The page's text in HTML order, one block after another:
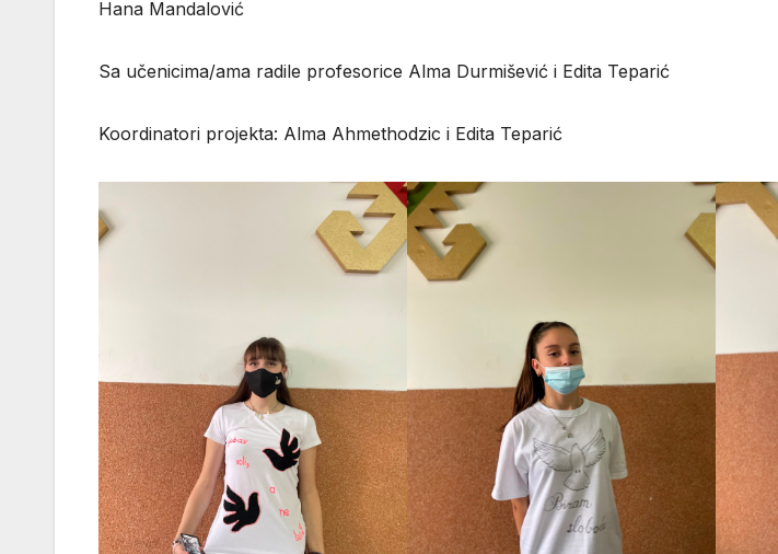
Hana Mandalović
Sa učenicima/ama radile profesorice Alma Durmišević i Edita Teparić
Koordinatori projekta: Alma Ahmethodzic i Edita Teparić